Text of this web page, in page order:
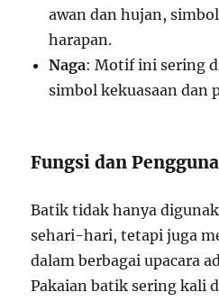
awan dan hujan,
harapan.
Naga: Motif ini sering
simbol kekuasaan dan
Fungsi dan
Batik tidak hanya
sehari-hari, tetapi juga
dalam berbagai upacara
Pakaian batik sering kali